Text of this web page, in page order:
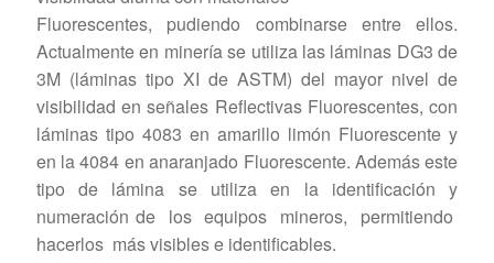
Fluorescentes, pudiendo combinarse entre ellos.
Actualmente en minería se utiliza las láminas DG3 de
3M (láminas tipo XI de ASTM) del mayor nivel de
visibilidad en señales Reflectivas Fluorescentes, con
láminas tipo 4083 en amarillo limón Fluorescente y
en la 4084 en anaranjado Fluorescente. Además este
tipo de lámina se utiliza en la identificación y
numeración de los equipos mineros, permitiendo
hacerlos más visibles e identificables.